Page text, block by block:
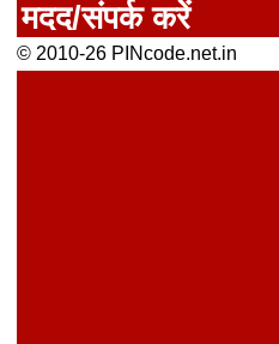
मदद/संपर्क करें
© 2010-26 PINcode.net.in